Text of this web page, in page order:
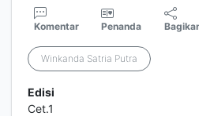
Komentar Penanda
Winkanda Satria Putra
Edisi
Cet.1